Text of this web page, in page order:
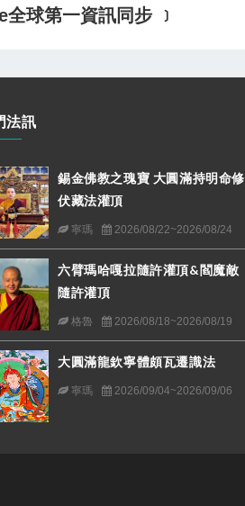
球第一資訊同步 ﹞
法訊
錫金佛教之瑰寶 大圓滿持明命修
伏藏法灌頂
寧瑪 2026/08/22~2026/08/24
六臂瑪哈嘎拉隨許灌頂&閻魔敵
隨許灌頂
格魯 2026/08/18~2026/08/19
大圓滿龍欽寧體頗瓦遷識法
寧瑪 2026/09/04~2026/09/06